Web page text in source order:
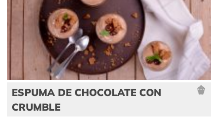
ESPUMA DE CHOCOLATE CON
CRUMBLE